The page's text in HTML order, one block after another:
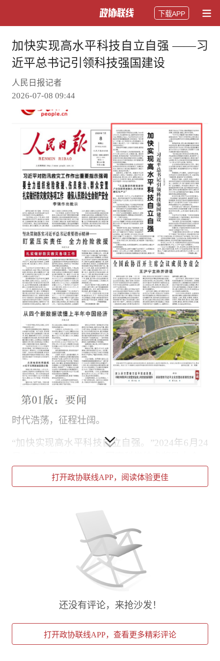
下载APP
加快实现高水平科技自立自强 ——习
近平总书记引领科技强国建设
人民日报记者
2026-07-08 09:44
时代浩荡，征程壮阔。
“加快实现高水平科技自立自强。”2024年6月24
两院院士大会上，习近平总书记为2035年建成
科技强国擘画蓝图、标定航向：“我们要以‘十年
头苦干，一步一个脚印把这一战略目标变为现
掷地有声的嘱托，穿透时代浪潮、激荡奋进力
科技兴则民族兴，科技强则国家强。审天下之
势、应时代之变、立强国之基。建设科技强国，
是我国抢抓新一轮科技革命和产业变革历史机
遇、塑造发展新优势的主动擘画，更是从容应对
外部风险挑战、牢牢掌握发展主动权的深远谋
打开政协联线APP，阅读体验更佳
还没有评论，来抢沙发！
打开政协联线APP，查看更多精彩评论